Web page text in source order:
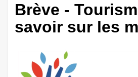
Brève -
savoir sur les